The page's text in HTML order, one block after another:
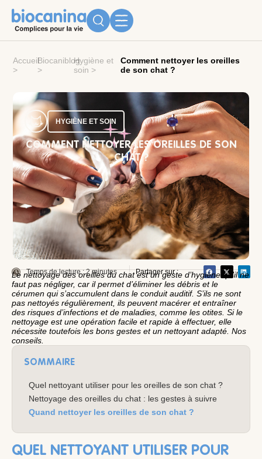
Accueil
>
Biocaniblog
>
Hygiène et
soin >
Comment nettoyer les oreilles
de son chat ?
HYGIÈNE ET SOIN
COMMENT NETTOYER LES OREILLES DE SON
CHAT ?
Temps de lecture : 2 minutes Partager sur :
Le nettoyage des oreilles du chat est un geste d’hygiène qu’il ne
faut pas négliger, car il permet d’éliminer les débris et le
cérumen qui s’accumulent dans le conduit auditif. S’ils ne sont
pas nettoyés régulièrement, ils peuvent macérer et entraîner
des risques d’infections et de maladies, comme les otites. Si le
nettoyage est une opération facile et rapide à effectuer, elle
nécessite toutefois les bons gestes et un nettoyant adapté. Nos
conseils.
SOMMAIRE
Quel nettoyant utiliser pour les oreilles de son chat ?
Nettoyage des oreilles du chat : les gestes à suivre
Quand nettoyer les oreilles de son chat ?
QUEL NETTOYANT UTILISER POUR